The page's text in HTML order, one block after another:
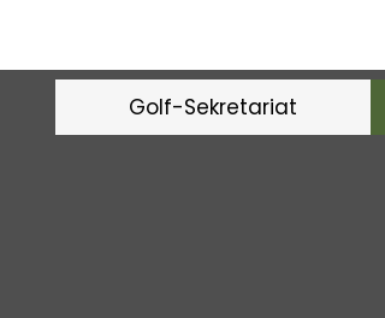
28.5.2026
Golf-Sekretariat